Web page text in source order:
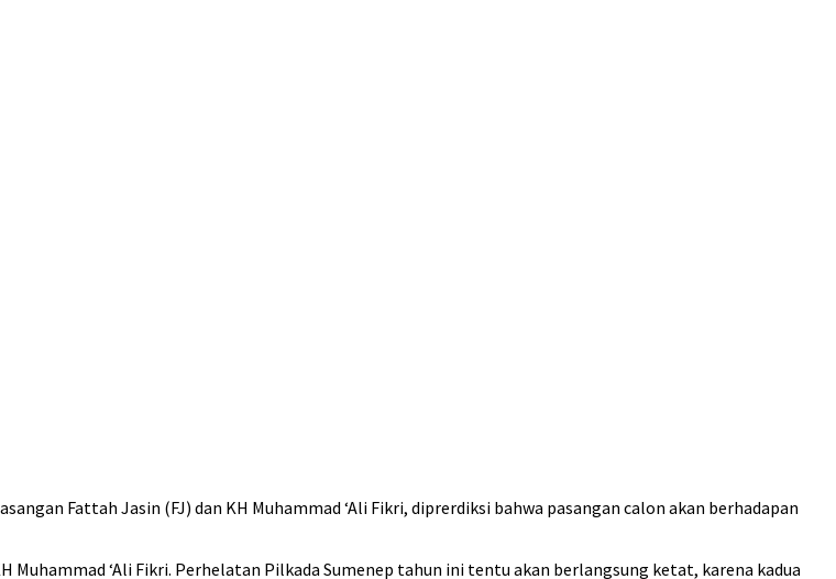
Fattah Jasin (FJ) dan KH Muhammad ‘Ali Fikri, diprerdiksi bahwa pasangan calon akan berhadapan
Muhammad ‘Ali Fikri. Perhelatan Pilkada Sumenep tahun ini tentu akan berlangsung ketat, karena kadua